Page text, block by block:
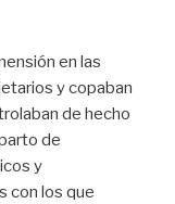
en las
y copaban
de hecho
de
y
con los que